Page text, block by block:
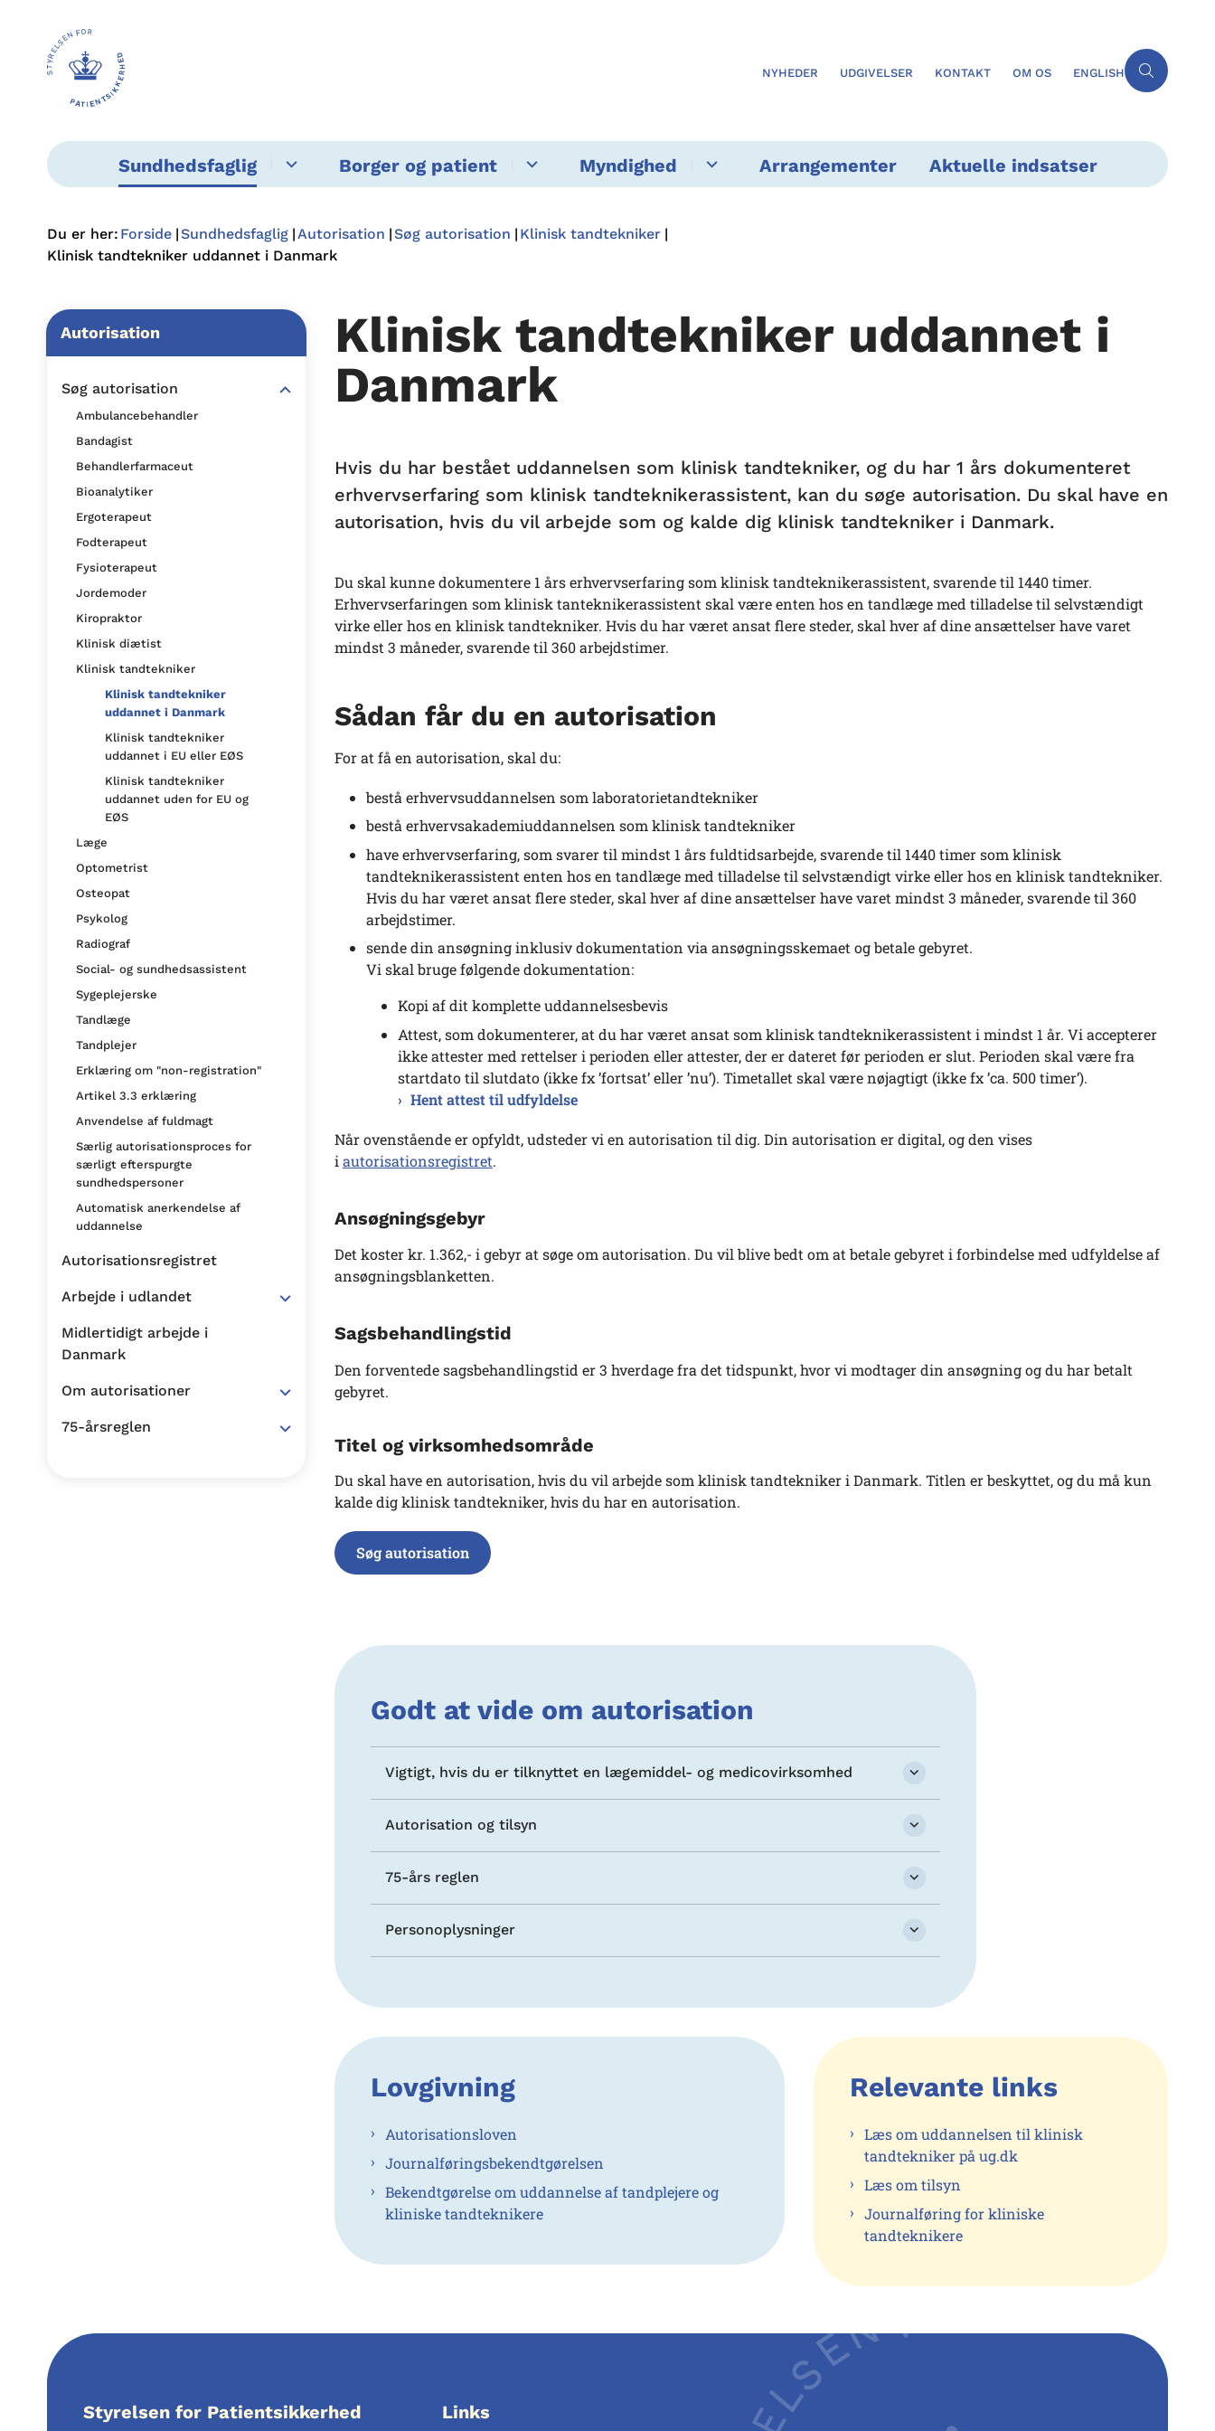
NYHEDER UDGIVELSER KONTAKT OM OS ENGLISH
Sundhedsfaglig Borger og patient Myndighed Arrangementer Aktuelle indsatser
Du er her: Forside Sundhedsfaglig Autorisation Søg autorisation
Klinisk tandtekniker
Klinisk tandtekniker uddannet i Danmark
Autorisation
Søg autorisation
Ambulancebehandler
Bandagist
Behandlerfarmaceut
Bioanalytiker
Ergoterapeut
Fodterapeut
Fysioterapeut
Jordemoder
Kiropraktor
Klinisk diætist
Klinisk tandtekniker
Klinisk tandtekniker
uddannet i Danmark
Klinisk tandtekniker
uddannet i EU eller EØS
Klinisk tandtekniker
uddannet uden for EU og
EØS
Læge
Optometrist
Osteopat
Psykolog
Radiograf
Social- og sundhedsassistent
Sygeplejerske
Tandlæge
Tandplejer
Erklæring om "non-registration"
Artikel 3.3 erklæring
Anvendelse af fuldmagt
Særlig autorisationsproces for
særligt efterspurgte
sundhedspersoner
Automatisk anerkendelse af
uddannelse
Autorisationsregistret
Arbejde i udlandet
Midlertidigt arbejde i
Danmark
Om autorisationer
75-årsreglen
Klinisk tandtekniker uddannet i
Danmark
Hvis du har bestået uddannelsen som klinisk tandtekniker, og du har 1 års dokumenteret
erhvervserfaring som klinisk tandteknikerassistent, kan du søge autorisation. Du skal have en
autorisation, hvis du vil arbejde som og kalde dig klinisk tandtekniker i Danmark.
Du skal kunne dokumentere 1 års erhvervserfaring som klinisk tandteknikerassistent, svarende til 1440 timer.
Erhvervserfaringen som klinisk tanteknikerassistent skal være enten hos en tandlæge med tilladelse til selvstændigt
virke eller hos en klinisk tandtekniker. Hvis du har været ansat flere steder, skal hver af dine ansættelser have varet
mindst 3 måneder, svarende til 360 arbejdstimer.
Sådan får du en autorisation
For at få en autorisation, skal du:
bestå erhvervsuddannelsen som laboratorietandtekniker
bestå erhvervsakademiuddannelsen som klinisk tandtekniker
have erhvervserfaring, som svarer til mindst 1 års fuldtidsarbejde, svarende til 1440 timer som klinisk
tandteknikerassistent enten hos en tandlæge med tilladelse til selvstændigt virke eller hos en klinisk tandtekniker.
Hvis du har været ansat flere steder, skal hver af dine ansættelser have varet mindst 3 måneder, svarende til 360
arbejdstimer.
sende din ansøgning inklusiv dokumentation via ansøgningsskemaet og betale gebyret.
Vi skal bruge følgende dokumentation:
Kopi af dit komplette uddannelsesbevis
Attest, som dokumenterer, at du har været ansat som klinisk tandteknikerassistent i mindst 1 år. Vi accepterer
ikke attester med rettelser i perioden eller attester, der er dateret før perioden er slut. Perioden skal være fra
startdato til slutdato (ikke fx ’fortsat’ eller ’nu’). Timetallet skal være nøjagtigt (ikke fx ’ca. 500 timer’).
Hent attest til udfyldelse
Når ovenstående er opfyldt, udsteder vi en autorisation til dig. Din autorisation er digital, og den vises
i autorisationsregistret.
Ansøgningsgebyr
Det koster kr. 1.362,- i gebyr at søge om autorisation. Du vil blive bedt om at betale gebyret i forbindelse med udfyldelse af
ansøgningsblanketten.
Sagsbehandlingstid
Den forventede sagsbehandlingstid er 3 hverdage fra det tidspunkt, hvor vi modtager din ansøgning og du har betalt
gebyret.
Titel og virksomhedsområde
Du skal have en autorisation, hvis du vil arbejde som klinisk tandtekniker i Danmark. Titlen er beskyttet, og du må kun
kalde dig klinisk tandtekniker, hvis du har en autorisation.
Søg autorisation
Godt at vide om autorisation
Vigtigt, hvis du er tilknyttet en lægemiddel- og medicovirksomhed
Autorisation og tilsyn
75-års reglen
Personoplysninger
Lovgivning
Autorisationsloven
Journalføringsbekendtgørelsen
Bekendtgørelse om uddannelse af tandplejere og
kliniske tandteknikere
Relevante links
Læs om uddannelsen til klinisk
tandtekniker på ug.dk
Læs om tilsyn
Journalføring for kliniske
tandteknikere
Styrelsen for Patientsikkerhed Links